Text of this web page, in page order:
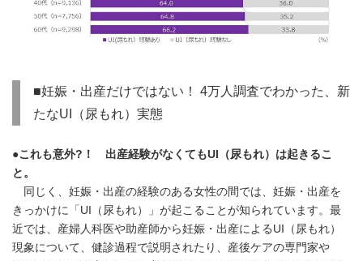
■妊娠・出産だけではない！ 4万人調査でわかった、新
たなUI（尿もれ）実態
●これも意外?！ 出産経験がなくてもUI（尿もれ）は起きるこ
と。
同じく、妊娠・出産の経験のある女性の間では、妊娠・出産を
きっかけに「UI（尿もれ）」が起こることが知られています。最
近では、産婦人科医や助産師から妊娠・出産によるUI（尿もれ）
現象について、健診過程で説明されたり、産後ケアの専門家や